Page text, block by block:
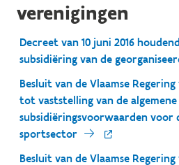
verenigingen
Decreet van 10 juni 2016
subsidiëring van de
Besluit van de Vlaamse Regering
tot vaststelling van de
subsidiëringsvoorwaarden voor
sportsector
Besluit van de Vlaamse Regering